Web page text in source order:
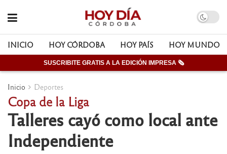
INICIO HOY CÓRDOBA HOY PAÍS HOY MUNDO
SUSCRIBITE GRATIS A LA EDICIÓN IMPRESA 🗞
Inicio Deportes
Copa de la Liga
Talleres cayó como local ante
Independiente